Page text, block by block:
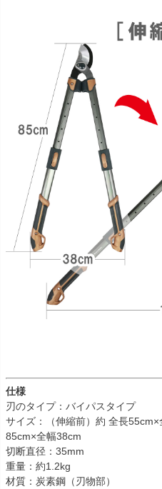
仕様
刃のタイプ：バイパスタイプ
サイズ：（伸縮前）約 全長
85cm×全幅38cm
切断直径：35mm
重量：約1.2kg
材質：炭素鋼（刃物部）